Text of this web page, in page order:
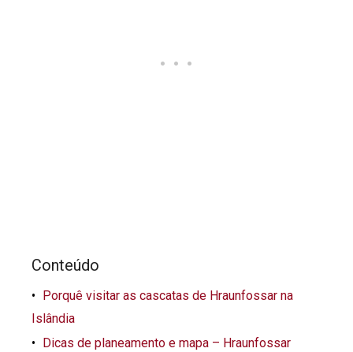
Conteúdo
Porquê visitar as cascatas de Hraunfossar na
Islândia
Dicas de planeamento e mapa – Hraunfossar